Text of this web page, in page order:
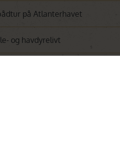
på Atlanterhavet
og havdyrelivt